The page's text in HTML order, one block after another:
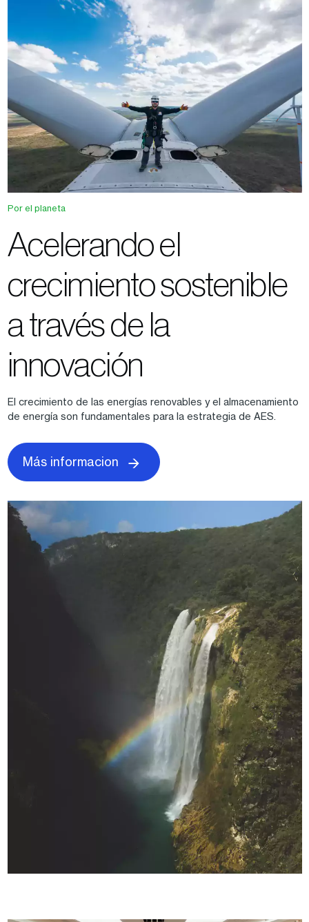
Por el planeta
Acelerando el
crecimiento sostenible
a través de la
innovación
El crecimiento de las energías renovables y el almacenamiento
de energía son fundamentales para la estrategia de AES.
Más informacion